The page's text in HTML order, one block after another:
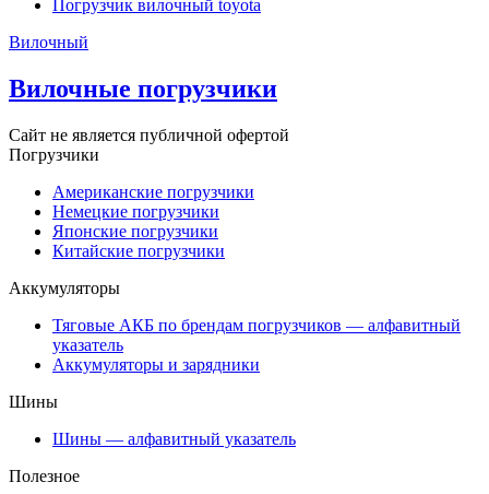
Погрузчик вилочный toyota
Вилочный
Вилочные погрузчики
Сайт не является публичной офертой
Погрузчики
Американские погрузчики
Немецкие погрузчики
Японские погрузчики
Китайские погрузчики
Аккумуляторы
Тяговые АКБ по брендам погрузчиков — алфавитный
указатель
Аккумуляторы и зарядники
Шины
Шины — алфавитный указатель
Полезное